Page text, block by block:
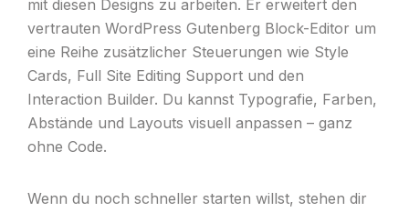
mit diesen Designs zu arbeiten. Er erweitert den
vertrauten WordPress Gutenberg Block-Editor um
eine Reihe zusätzlicher Steuerungen wie Style
Cards, Full Site Editing Support und den
Interaction Builder. Du kannst Typografie, Farben,
Abstände und Layouts visuell anpassen – ganz
ohne Code.
Wenn du noch schneller starten willst, stehen dir